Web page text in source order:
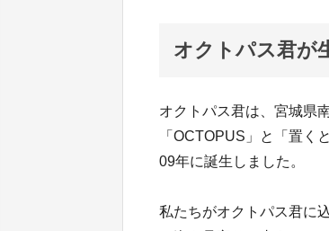
オクトパス君が
オクトパス君は、宮城県
「OCTOPUS」と「置く
09年に誕生しました。
私たちがオクトパス君に